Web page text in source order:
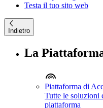
Testa il tuo sito web
Indietro
La
Piattaforma di
Tutte le soluzioni
piattaforma